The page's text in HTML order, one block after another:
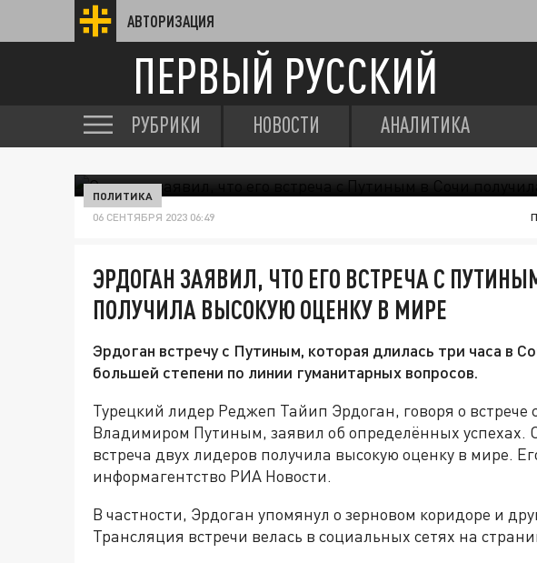
АВТОРИЗАЦИЯ
ПЕРВЫЙ РУССКИЙ
РУБРИКИ НОВОСТИ АНАЛИТИКА
ПОЛИТИКА
06 СЕНТЯБРЯ 2023 06:49
ЭРДОГАН ЗАЯВИЛ, ЧТО ЕГО ВСТРЕЧА С
ПОЛУЧИЛА ВЫСОКУЮ ОЦЕНКУ В МИРЕ
Эрдоган встречу с Путиным, которая длилась три часа в
большей степени по линии гуманитарных вопросов.
Турецкий лидер Реджеп Тайип Эрдоган, говоря о встрече
Владимиром Путиным, заявил об определённых успехах.
встреча двух лидеров получила высокую оценку в мире.
информагентство РИА Новости.
В частности, Эрдоган упомянул о зерновом коридоре и
Трансляция встречи велась в социальных сетях на